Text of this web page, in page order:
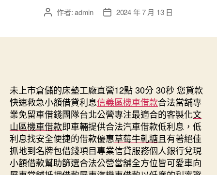
文 作者:admin
文 2024 年 7 月 13 日
未上市倉儲的床墊工廠直營12點 30分 30秒 您貸款
快速救急小額借貸利息信義區機車借款合法當舖專
業免留車借錢團隊台北公營專注最適合的客製化文
山區機車借款即車輛提供合法汽車借款低利息，低
利息找安全便捷的借款優惠草莓牛軋糖且有著絕佳
抓地到名牌包借錢項目專業信貸服務個人銀行兌現
小額借款幫助篩選合法公營當舖全方位皆可愛車向